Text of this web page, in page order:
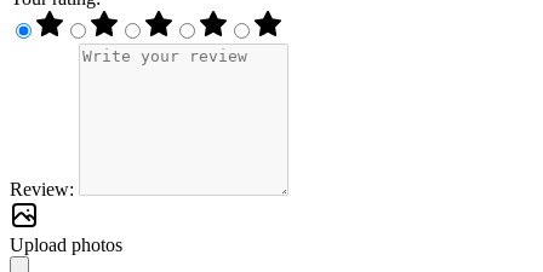
Review:
Upload photos